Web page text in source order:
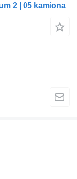
2 | 05 kamiona